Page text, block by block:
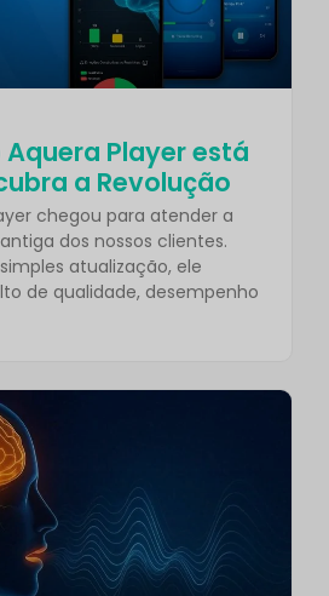
Aquera Player está
a Revolução
chegou para atender a
dos nossos clientes.
atualização, ele
de qualidade, desempenho